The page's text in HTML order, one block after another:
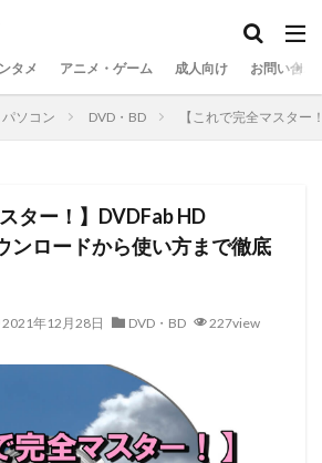
タメ アニメ・ゲーム 成人向け お問い合わ
ソコン DVD・BD 【これで完全マスタ
ター！】DVDFab HD
ンロードから使い方まで徹底
2021年12月28日 DVD・BD
227view